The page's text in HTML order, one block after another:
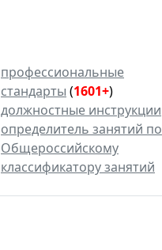
профессиональные
стандарты (1601+)
должностные инструкции
определитель занятий по
Общероссийскому
классификатору занятий